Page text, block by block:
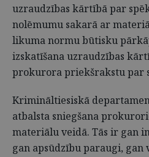
uzraudzības kārtībā par
nolēmumu sakarā ar
likuma normu būtisku
izskatīšana uzraudzības
prokurora priekšrakstu par
Krimināltiesiskā
atbalsta sniegšana
materiālu veidā. Tās ir gan
gan apsūdzību paraugi, gan